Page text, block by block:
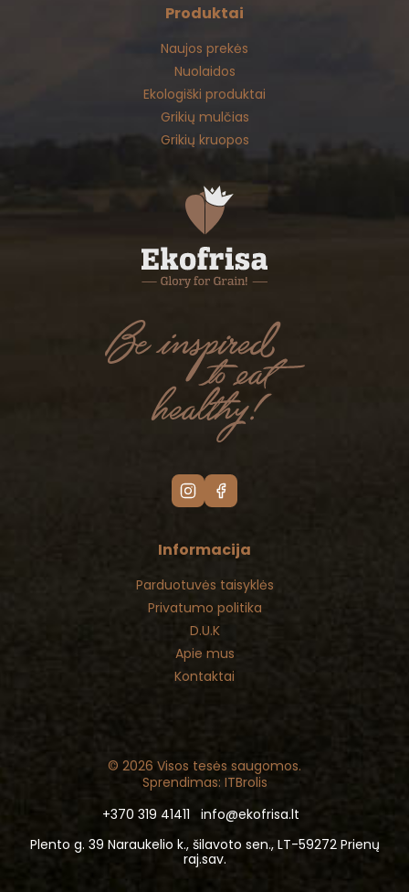
Produktai
Naujos prekės
Nuolaidos
Ekologiški produktai
Grikių mulčias
Grikių kruopos
Informacija
Parduotuvės taisyklės
Privatumo politika
D.U.K
Apie mus
Kontaktai
© 2026 Visos tesės saugomos.
Sprendimas: ITBrolis
+370 319 41411
info@ekofrisa.lt
Plento g. 39 Naraukelio k., šilavoto sen., LT-59272 Prienų
raj.sav.